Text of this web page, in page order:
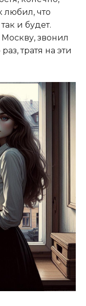
любил, что
и будет.
звонил
тратя на эти